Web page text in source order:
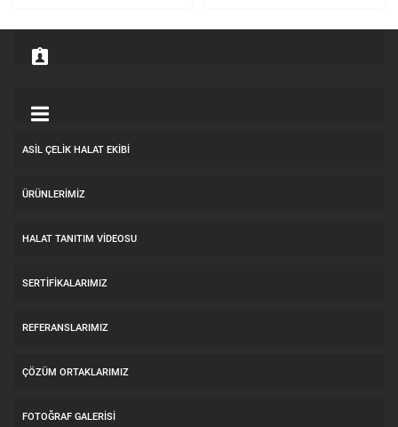
ASİL ÇELİK HALAT EKİBİ
ÜRÜNLERİMİZ
HALAT TANITIM VIDEOSU
SERTİFİKALARIMIZ
REFERANSLARIMIZ
ÇÖZÜM ORTAKLARIMIZ
FOTOĞRAF GALERİSİ